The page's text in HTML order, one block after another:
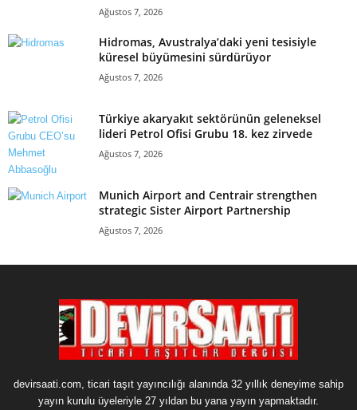
Ağustos 7, 2026
Hidromas, Avustralya’daki yeni tesisiyle
küresel büyümesini sürdürüyor
Ağustos 7, 2026
Türkiye akaryakıt sektörünün geleneksel
lideri Petrol Ofisi Grubu 18. kez zirvede
Ağustos 7, 2026
Munich Airport and Centrair strengthen
strategic Sister Airport Partnership
Ağustos 7, 2026
devirsaati.com, ticari taşıt yayıncılığı alanında 32 yıllık deneyime sahip
yayın kurulu üyeleriyle 27 yıldan bu yana yayın yapmaktadır.